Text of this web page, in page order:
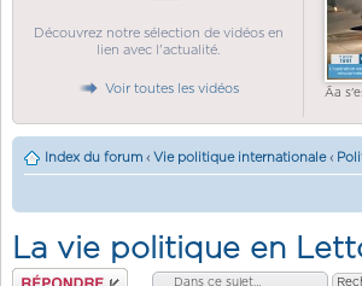
Découvrez notre sélection de vidéos en
lien avec l'actualité.
Voir toutes les vidéos Ãa
Index du forum ‹ Vie politique internationale ‹
La vie politique en
Répondre